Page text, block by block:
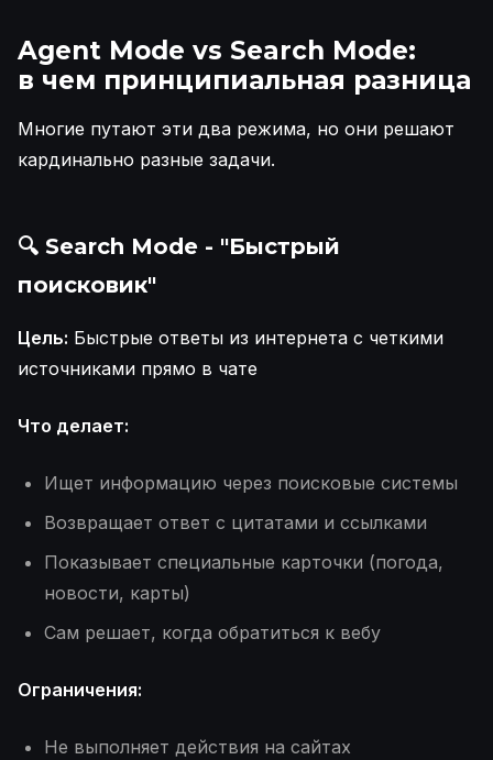
Agent Mode vs Search Mode:
в чем принципиальная разница
Многие путают эти два режима, но они решают
кардинально разные задачи.
🔍 Search Mode - "Быстрый
поисковик"
Цель: Быстрые ответы из интернета с четкими
источниками прямо в чате
Что делает:
Ищет информацию через поисковые системы
Возвращает ответ с цитатами и ссылками
Показывает специальные карточки (погода,
новости, карты)
Сам решает, когда обратиться к вебу
Ограничения:
Не выполняет действия на сайтах